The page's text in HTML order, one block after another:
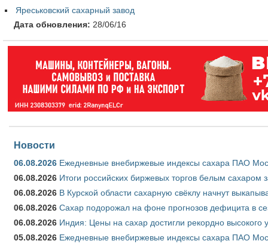
Яреськовский сахарный завод
Дата обновления: 28/06/16
Новости
06.08.2026 Ежедневные внебиржевые индексы сахара ПАО
06.08.2026 Итоги российских биржевых торгов белым сахаром
06.08.2026 В Курской области сахарную свёклу начнут
06.08.2026 Сахар подорожал на фоне прогнозов дефицита в
06.08.2026 Индия: Цены на сахар достигли рекордно высокого
05.08.2026 Ежедневные внебиржевые индексы сахара ПАО